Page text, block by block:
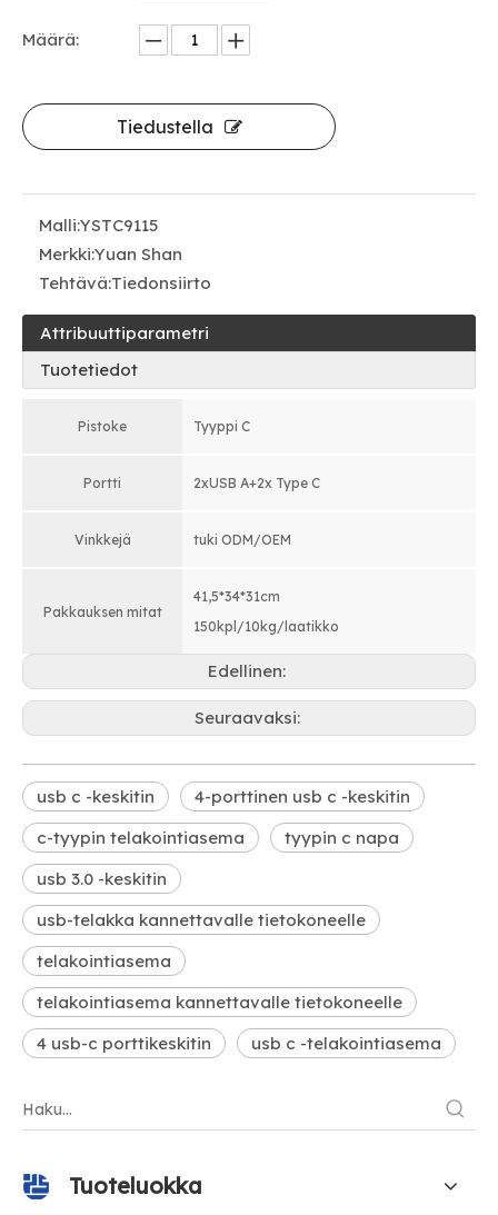
Määrä:
Tiedustella
Malli:YSTC9115
Merkki:Yuan Shan
Tehtävä:Tiedonsiirto
Attribuuttiparametri
Tuotetiedot
Pistoke Tyyppi C
Portti 2xUSB A+2x Type C
Vinkkejä tuki ODM/OEM
Pakkauksen mitat
41,5*34*31cm
150kpl/10kg/laatikko
Edellinen:
Seuraavaksi:
usb c -keskitin
4-porttinen usb c -keskitin
c-tyypin telakointiasema
tyypin c napa
usb 3.0 -keskitin
usb-telakka kannettavalle tietokoneelle
telakointiasema
telakointiasema kannettavalle tietokoneelle
4 usb-c porttikeskitin
usb c -telakointiasema
Tuoteluokka